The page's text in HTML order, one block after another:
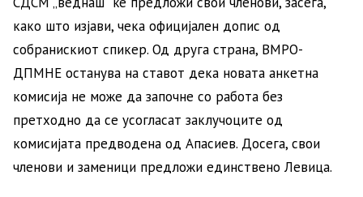
како што изјави, чека официјален допис од
собранискиот спикер. Од друга страна, ВМРО-
ДПМНЕ останува на ставот дека новата анкетна
комисија не може да започне со работа без
претходно да се усогласат заклучоците од
комисијата предводена од Апасиев. Досега, свои
членови и заменици предложи единствено Левица.